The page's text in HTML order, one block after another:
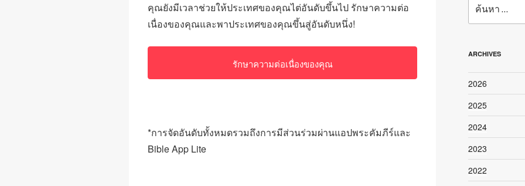
คุณยังมีเวลาช่วยให้ประเทศของคุณไต่อันดับขึ้นไป รักษาความต่อ
เนื่องของคุณและพาประเทศของคุณขึ้นสู่อันดับหนึ่ง!
รักษาความต่อเนื่องของคุณ
*การจัดอันดับทั้งหมดรวมถึงการมีส่วนร่วมผ่านแอปพระคัมภีร์และ
Bible App Lite
ARCHIVES
2026
2025
2024
2023
2022